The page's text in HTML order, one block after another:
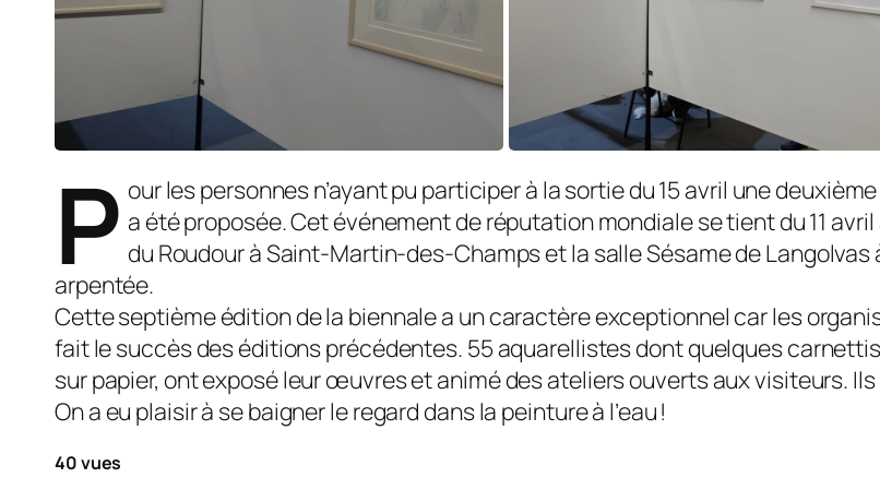
P our les personnes n’ayant pu participer à la sortie du 15 avril une
a été proposée. Cet événement de réputation mondiale se tient du 11
du Roudour à Saint-Martin-des-Champs et la salle Sésame de
arpentée.
Cette septième édition de la biennale a un caractère exceptionnel car les
fait le succès des éditions précédentes. 55 aquarellistes dont quelques
sur papier, ont exposé leur œuvres et animé des ateliers ouverts aux visiteurs.
On a eu plaisir à se baigner le regard dans la peinture à l’eau !
40 vues